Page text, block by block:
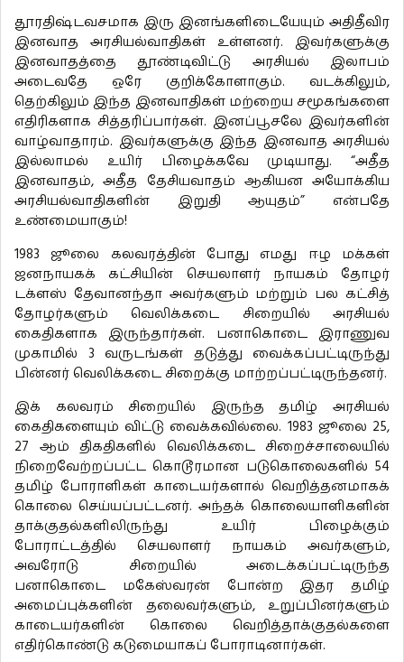
தூரதிஷ்டவசமாக இரு இனங்களிடையேயும் அதிதீவிர
இனவாத அரசியல்வாதிகள் உள்ளனர். இவர்களுக்கு
இனவாதத்தை தூண்டிவிட்டு அரசியல் இலாபம்
அடைவதே ஒரே குறிக்கோளாகும். வடக்கிலும்,
தெற்கிலும் இந்த இனவாதிகள் மற்றைய சமூகங்களை
எதிரிகளாக சித்தரிப்பார்கள். இனப்பூசலே இவர்களின்
வாழ்வாதாரம். இவர்களுக்கு இந்த இனவாத அரசியல்
இல்லாமல் உயிர் பிழைக்கவே முடியாது. “அதீத
இனவாதம், அதீத தேசியவாதம் ஆகியன அயோக்கிய
அரசியல்வாதிகளின் இறுதி ஆயுதம்” என்பதே
உண்மையாகும்!
1983 ஜூலை கலவரத்தின் போது எமது ஈழ மக்கள்
ஜனநாயகக் கட்சியின் செயலாளர் நாயகம் தோழர்
டக்ளஸ் தேவானந்தா அவர்களும் மற்றும் பல கட்சித்
தோழர்களும் வெலிக்கடை சிறையில் அரசியல்
கைதிகளாக இருந்தார்கள். பனாகொடை இராணுவ
முகாமில் 3 வருடங்கள் தடுத்து வைக்கப்பட்டிருந்து
பின்னர் வெலிக்கடை சிறைக்கு மாற்றப்பட்டிருந்தனர்.
இக் கலவரம் சிறையில் இருந்த தமிழ் அரசியல்
கைதிகளையும் விட்டு வைக்கவில்லை. 1983 ஜூலை 25,
27 ஆம் திகதிகளில் வெலிக்கடை சிறைச்சாலையில்
நிறைவேற்றப்பட்ட கொடூரமான படுகொலைகளில் 54
தமிழ் போராளிகள் காடையர்களால் வெறித்தனமாகக்
கொலை செய்யப்பட்டனர். அந்தக் கொலையாளிகளின்
தாக்குதல்களிலிருந்து உயிர் பிழைக்கும்
போராட்டத்தில் செயலாளர் நாயகம் அவர்களும்,
அவரோடு சிறையில் அடைக்கப்பட்டிருந்த
பனாகொடை மகேஸ்வரன் போன்ற இதர தமிழ்
அமைப்புக்களின் தலைவர்களும், உறுப்பினர்களும்
காடையர்களின் கொலை வெறித்தாக்குதல்களை
எதிர்கொண்டு கடுமையாகப் போராடினார்கள்.